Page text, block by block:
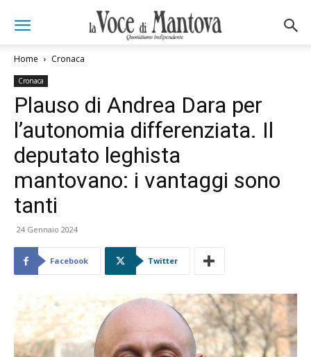
Home Cronaca
Cronaca
Plauso di Andrea Dara per
l’autonomia differenziata. Il
deputato leghista
mantovano: i vantaggi sono
tanti
24 Gennaio 2024
Facebook Twitter